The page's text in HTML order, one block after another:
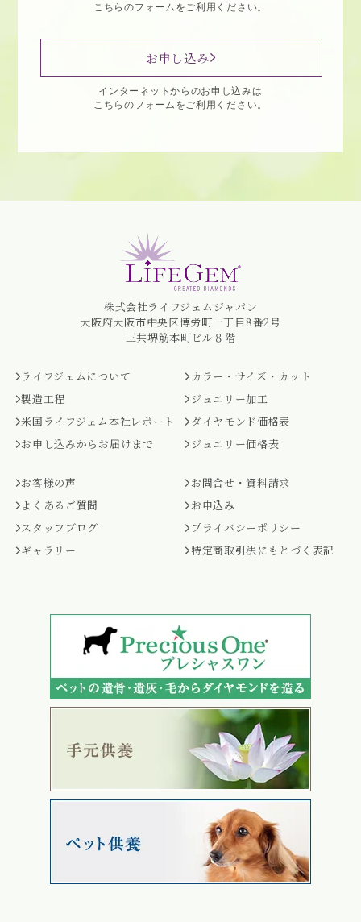
こちらのフォームをご利用ください。
お申し込み
インターネットからのお申し込みは
こちらのフォームをご利用ください。
株式会社ライフジェムジャパン
大阪府大阪市中央区博労町一丁目8番2号
三共堺筋本町ビル８階
ライフジェムについて
製造工程
米国ライフジェム本社レポート
お申し込みからお届けまで
カラー・サイズ・カット
ジュエリー加工
ダイヤモンド価格表
ジュエリー価格表
お客様の声
よくあるご質問
スタッフブログ
ギャラリー
お問合せ・資料請求
お申込み
プライバシーポリシー
特定商取引法にもとづく表記